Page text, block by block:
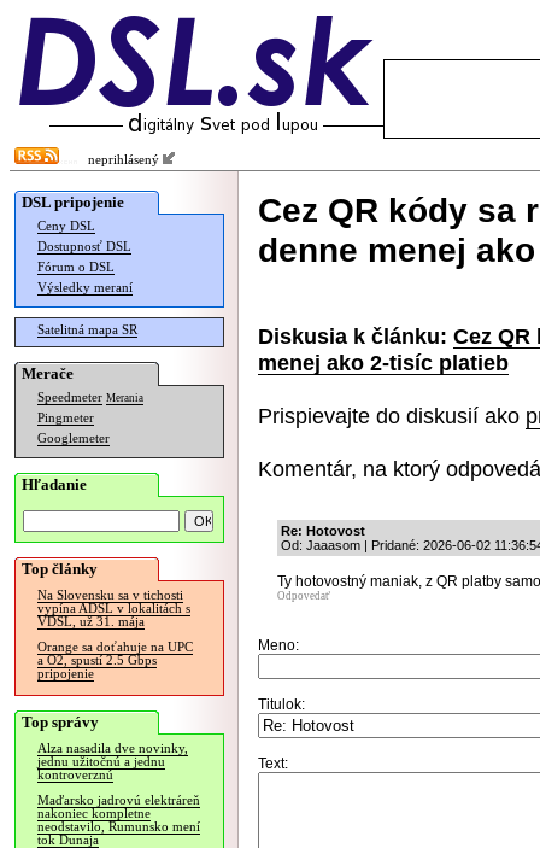
neprihlásený
DSL pripojenie
Ceny DSL
Dostupnosť DSL
Fórum o DSL
Výsledky meraní
Satelitná mapa SR
Merače
Speedmeter Merania
Pingmeter
Googlemeter
Hľadanie
Top články
Na Slovensku sa v tichosti
vypína ADSL v lokalitách s
VDSL, už 31. mája
Orange sa doťahuje na UPC
a O2, spustí 2.5 Gbps
pripojenie
Top správy
Alza nasadila dve novinky,
jednu užitočnú a jednu
kontroverznú
Maďarsko jadrovú elektráreň
nakoniec kompletne
neodstavilo, Rumunsko mení
tok Dunaja
Cez QR kódy sa
denne menej
Diskusia k článku: Cez
menej ako 2-tisíc platieb
Prispievajte do diskusií ako
Komentár, na ktorý
Re: Hotovost
Od: Jaaasom | Pridané: 2026-06-02
Ty hotovostný maniak, z QR platby
Odpovedať
Meno:
Titulok:
Text: